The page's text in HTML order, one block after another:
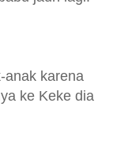
anak karena
ke Keke dia